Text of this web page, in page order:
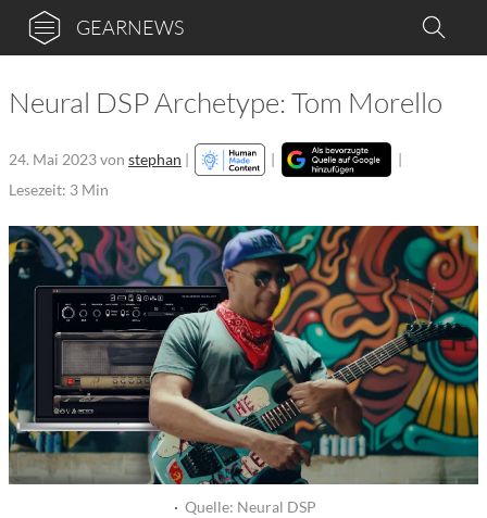
GEARNEWS
Neural DSP Archetype: Tom Morello
24. Mai 2023von stephan | |
|
Lesezeit: 3 Min
· Quelle: Neural DSP